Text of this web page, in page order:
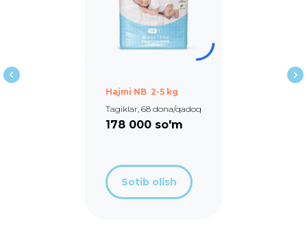
Hajmi NB 2-5 kg
Tagiklar, 68 dona/qadoq
178 000 so'm
Sotib olish